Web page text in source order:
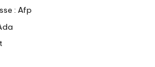
: Afp